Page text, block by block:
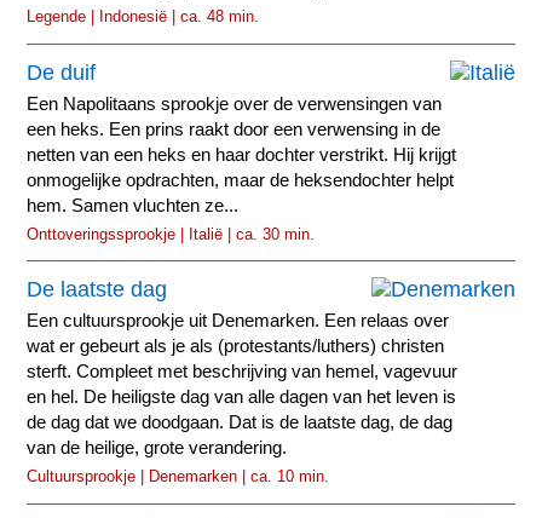
Legende | Indonesië | ca. 48 min.
De duif
Een Napolitaans sprookje over de verwensingen van
een heks. Een prins raakt door een verwensing in de
netten van een heks en haar dochter verstrikt. Hij krijgt
onmogelijke opdrachten, maar de heksendochter helpt
hem. Samen vluchten ze...
Onttoveringssprookje | Italië | ca. 30 min.
De laatste dag
Een cultuursprookje uit Denemarken. Een relaas over
wat er gebeurt als je als (protestants/luthers) christen
sterft. Compleet met beschrijving van hemel, vagevuur
en hel. De heiligste dag van alle dagen van het leven is
de dag dat we doodgaan. Dat is de laatste dag, de dag
van de heilige, grote verandering.
Cultuursprookje | Denemarken | ca. 10 min.